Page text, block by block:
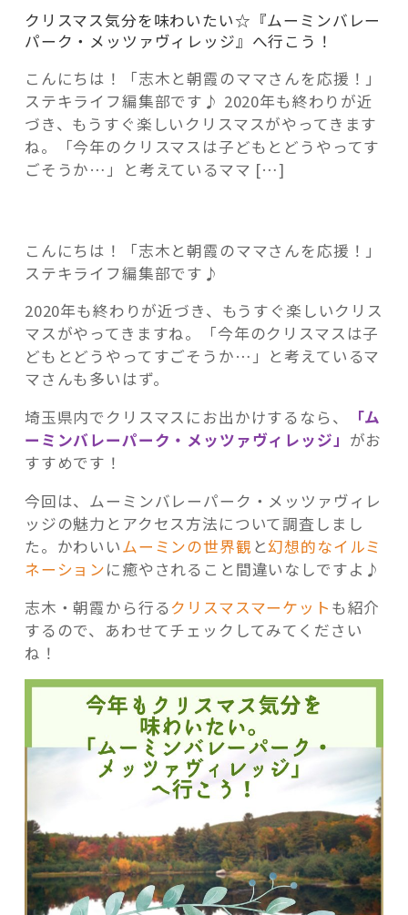
「モノ」
fleXe リノベ事例
「ひと」
コーディネーター紹介
これからの暮らし 住み替え相談
記事検索
クリスマス気分を味わいたい☆『ムーミンバレー
パーク・メッツァヴィレッジ』へ行こう！
こんにちは！「志木と朝霞のママさんを応援！」
ステキライフ編集部です♪ 2020年も終わりが近
づき、もうすぐ楽しいクリスマスがやってきます
ね。「今年のクリスマスは子どもとどうやってす
ごそうか…」と考えているママ […]
こんにちは！「志木と朝霞のママさんを応援！」
ステキライフ編集部です♪
2020年も終わりが近づき、もうすぐ楽しいクリス
マスがやってきますね。「今年のクリスマスは子
どもとどうやってすごそうか…」と考えているマ
マさんも多いはず。
埼玉県内でクリスマスにお出かけするなら、
「ム
ーミンバレーパーク・メッツァヴィレッジ」 がお
すすめです！
今回は、ムーミンバレーパーク・メッツァヴィレ
ッジの魅力とアクセス方法について調査しまし
た。かわいいムーミンの世界観 と幻想的なイルミ
ネーションに癒やされること間違いなしですよ♪
志木・朝霞から行るクリスマスマーケット も紹介
するので、あわせてチェックしてみてください
ね！